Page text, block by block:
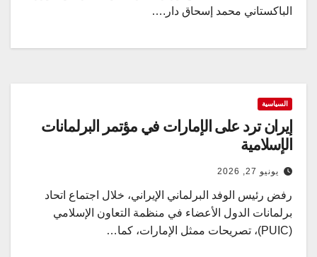
الباكستاني محمد إسحاق دار.…
السياسية
إيران ترد على الإمارات في مؤتمر البرلمانات
الإسلامية
يونيو 27, 2026
رفض رئيس الوفد البرلماني الإيراني، خلال اجتماع اتحاد
برلمانات الدول الأعضاء في منظمة التعاون الإسلامي
(PUIC)، تصريحات ممثل الإمارات، كما…